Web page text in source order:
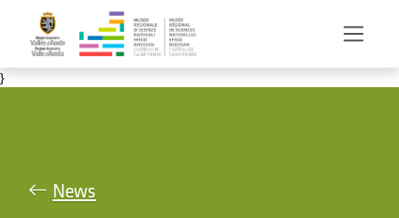
Salta al contenuto principale
}
News